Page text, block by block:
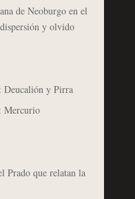
de Neoburgo en el
y olvido
Deucalión y Pirra
Mercurio
Prado que relatan la